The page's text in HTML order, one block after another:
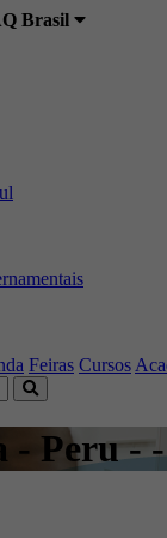
Brasil
Feiras Cursos
Peru -